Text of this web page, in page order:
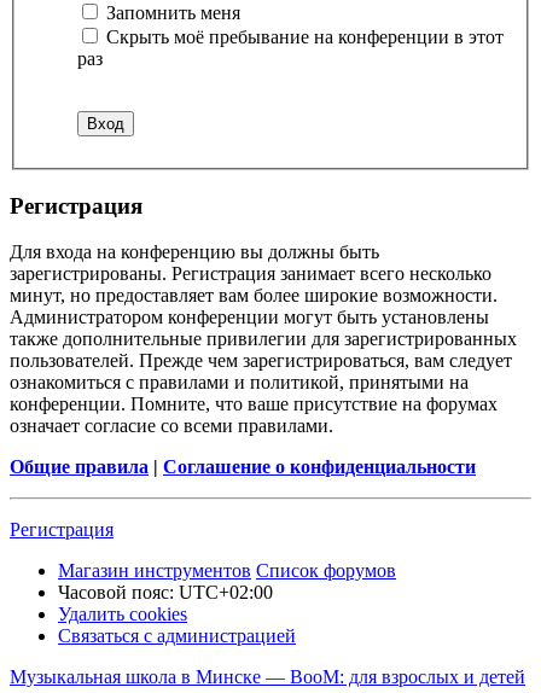
Запомнить меня
Скрыть моё пребывание на конференции в этот
раз
Регистрация
Для входа на конференцию вы должны быть
зарегистрированы. Регистрация занимает всего несколько
минут, но предоставляет вам более широкие возможности.
Администратором конференции могут быть установлены
также дополнительные привилегии для зарегистрированных
пользователей. Прежде чем зарегистрироваться, вам следует
ознакомиться с правилами и политикой, принятыми на
конференции. Помните, что ваше присутствие на форумах
означает согласие со всеми правилами.
Общие правила | Соглашение о конфиденциальности
Регистрация
Магазин инструментов Список форумов
Часовой пояс: UTC+02:00
Удалить cookies
Связаться с администрацией
Музыкальная школа в Минске — BooM: для взрослых и детей